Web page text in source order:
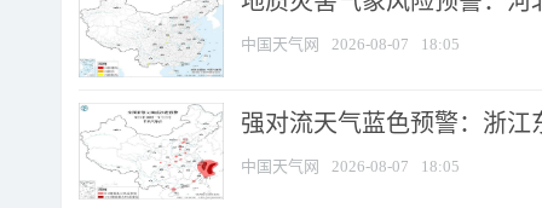
中国天气网 2026-08-07 18:05
强对流天气蓝色预警：浙江
中国天气网 2026-08-07 18:05